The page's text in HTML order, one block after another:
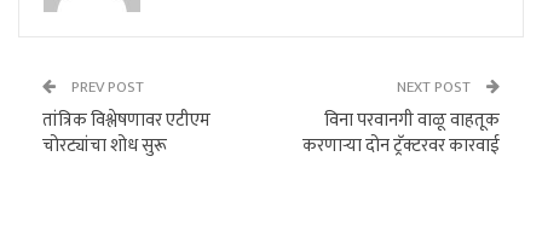
PREV POST
तांत्रिक विश्लेषणावर एटीएम
चोरट्यांचा शोध सुरू
NEXT POST
विना परवानगी वाळू वाहतूक
करणाऱ्या दोन ट्रॅक्टरवर कारवाई